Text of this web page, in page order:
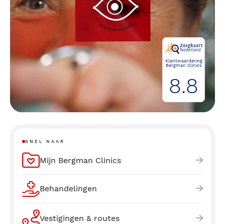
Klantwaardering
Bergman Clinics
8.8
SNEL NAAR
Mijn Bergman Clinics
Behandelingen
Vestigingen & routes